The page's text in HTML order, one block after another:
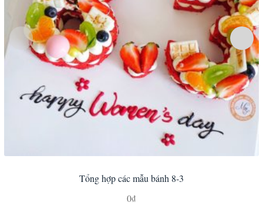
Tổng hợp các mẫu bánh 8-3
0₫